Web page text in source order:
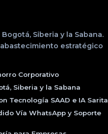
Siberia y la Sabana.
estratégico
Corporativo
Siberia y la Sabana
Tecnología SAAD e IA Sarita
Vía WhatsApp y Soporte